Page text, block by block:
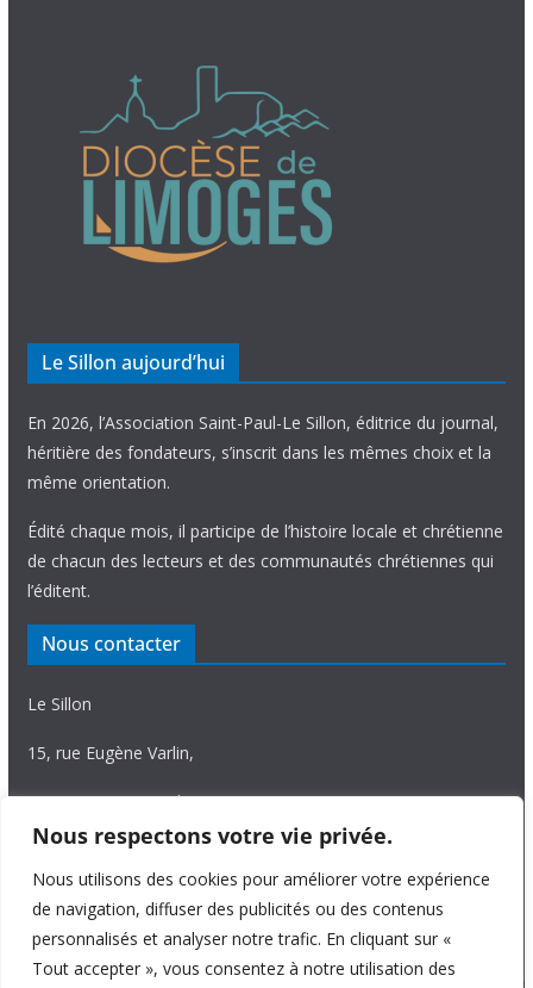
Nous respectons votre vie privée.
Nous utilisons des cookies pour améliorer votre expérience
de navigation, diffuser des publicités ou des contenus
personnalisés et analyser notre trafic. En cliquant sur «
Tout accepter », vous consentez à notre utilisation des
Le Sillon aujourd’hui
En 2026, l’Association Saint-Paul-Le Sillon, éditrice du journal,
héritière des fondateurs, s’inscrit dans les mêmes choix et la
même orientation.
Édité chaque mois, il participe de l’histoire locale et chrétienne
de chacun des lecteurs et des communautés chrétiennes qui
l’éditent.
Nous contacter
Le Sillon
15, rue Eugène Varlin,
87036 Limoges Cedex.
Tél. 05 55 06 14 15
Nous écrire